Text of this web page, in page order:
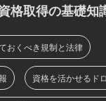
格取得の基礎知
おくべき規制と法律
資格を活かせるド